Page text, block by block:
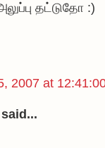
தட்டுதோ :)
2007 at
said...